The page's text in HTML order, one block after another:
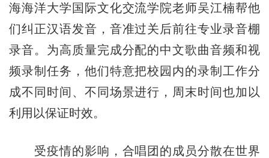
海海洋大学国际文化交流学院老师吴江楠帮他
们纠正汉语发音，音准过关后前往专业录音棚
录音。为高质量完成分配的中文歌曲音频和视
频录制任务，他们特意把校园内的录制工作分
成不同时间、不同场景进行，周末时间也加以
利用以保证时效。
受疫情的影响，合唱团的成员分散在世界